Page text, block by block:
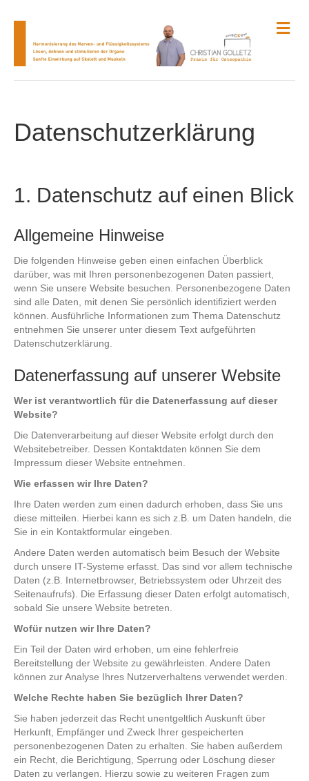
N
a
g
Datenschutzerklärung
1. Datenschutz auf einen Blick
Allgemeine Hinweise
Die folgenden Hinweise geben einen einfachen Überblick
darüber, was mit Ihren personenbezogenen Daten passiert,
wenn Sie unsere Website besuchen. Personenbezogene Daten
sind alle Daten, mit denen Sie persönlich identifiziert werden
können. Ausführliche Informationen zum Thema Datenschutz
entnehmen Sie unserer unter diesem Text aufgeführten
Datenschutzerklärung.
Datenerfassung auf unserer Website
Wer ist verantwortlich für die Datenerfassung auf dieser
Website?
Die Datenverarbeitung auf dieser Website erfolgt durch den
Websitebetreiber. Dessen Kontaktdaten können Sie dem
Impressum dieser Website entnehmen.
Wie erfassen wir Ihre Daten?
Ihre Daten werden zum einen dadurch erhoben, dass Sie uns
diese mitteilen. Hierbei kann es sich z.B. um Daten handeln, die
Sie in ein Kontaktformular eingeben.
Andere Daten werden automatisch beim Besuch der Website
durch unsere IT-Systeme erfasst. Das sind vor allem technische
Daten (z.B. Internetbrowser, Betriebssystem oder Uhrzeit des
Seitenaufrufs). Die Erfassung dieser Daten erfolgt automatisch,
sobald Sie unsere Website betreten.
Wofür nutzen wir Ihre Daten?
Ein Teil der Daten wird erhoben, um eine fehlerfreie
Bereitstellung der Website zu gewährleisten. Andere Daten
können zur Analyse Ihres Nutzerverhaltens verwendet werden.
Welche Rechte haben Sie bezüglich Ihrer Daten?
Sie haben jederzeit das Recht unentgeltlich Auskunft über
Herkunft, Empfänger und Zweck Ihrer gespeicherten
personenbezogenen Daten zu erhalten. Sie haben außerdem
ein Recht, die Berichtigung, Sperrung oder Löschung dieser
Daten zu verlangen. Hierzu sowie zu weiteren Fragen zum